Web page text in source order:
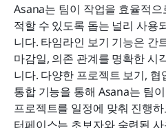
Asana는 팀이 작업을 효율적
적할 수 있도록 돕는 널리 사용
니다. 타임라인 보기 기능은 간
마감일, 의존 관계를 명확한 시
니다. 다양한 프로젝트 보기,
통합 기능을 통해 Asana는 팀
프로젝트를 일정에 맞춰 진행
터페이스는 초보자와 숙련된